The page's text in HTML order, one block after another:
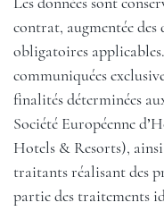
contrat, augmentée des
obligatoires
communiquées
finalités déterminées
Société Européenne
Hotels & Resorts),
traitants réalisant des
partie des traitements